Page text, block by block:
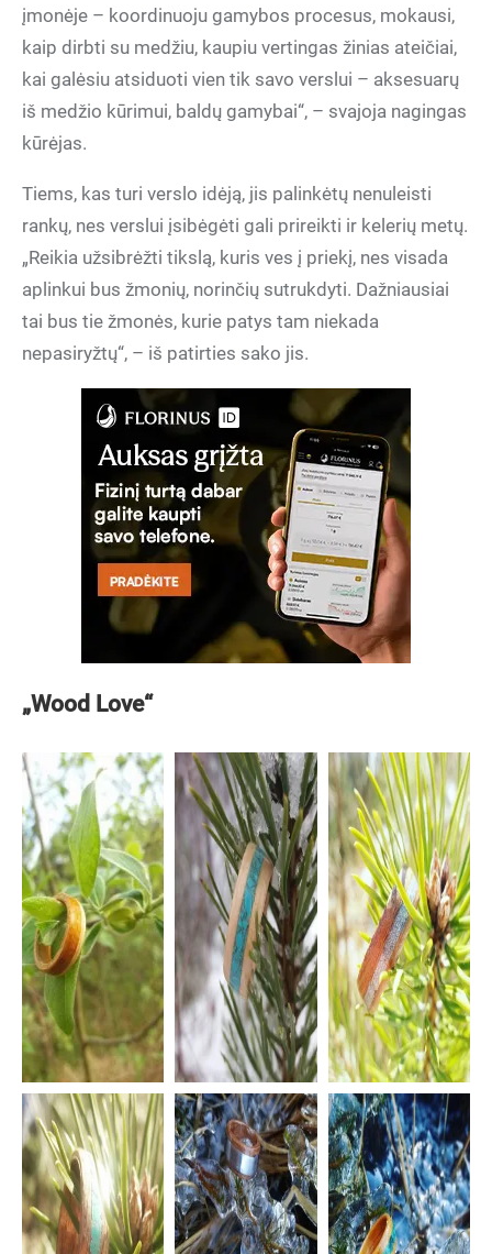
įmonėje – koordinuoju gamybos procesus, mokausi,
kaip dirbti su medžiu, kaupiu vertingas žinias ateičiai,
kai galėsiu atsiduoti vien tik savo verslui – aksesuarų
iš medžio kūrimui, baldų gamybai“, – svajoja nagingas
kūrėjas.
Tiems, kas turi verslo idėją, jis palinkėtų nenuleisti
rankų, nes verslui įsibėgėti gali prireikti ir kelerių metų.
„Reikia užsibrėžti tikslą, kuris ves į priekį, nes visada
aplinkui bus žmonių, norinčių sutrukdyti. Dažniausiai
tai bus tie žmonės, kurie patys tam niekada
nepasiryžtų“, – iš patirties sako jis.
„Wood Love“